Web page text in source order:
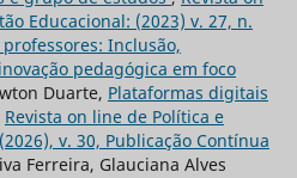
Educacional: (2023) v. 27, n.
Inclusão,
pedagógica em foco
Duarte, Plataformas digitais
Revista on line de Política e
v. 30, Publicação Contínua
Ferreira, Glauciana Alves